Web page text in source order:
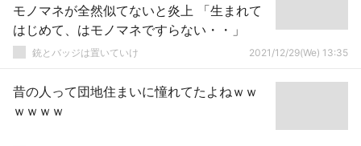
モノマネが全然似てないと炎上 「生まれて
はじめて、はモノマネですらない・・」
銃とバッジは置いていけ 2021/12/29(We) 13:35
昔の人って団地住まいに憧れてたよねｗｗ
ｗｗｗｗ